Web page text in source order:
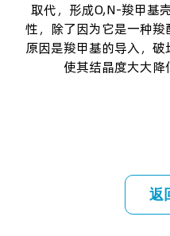
取代，形成O,N-羧甲基
性，除了因为它是一种
原因是羧甲基的导入，破
使其结晶度大大降
返